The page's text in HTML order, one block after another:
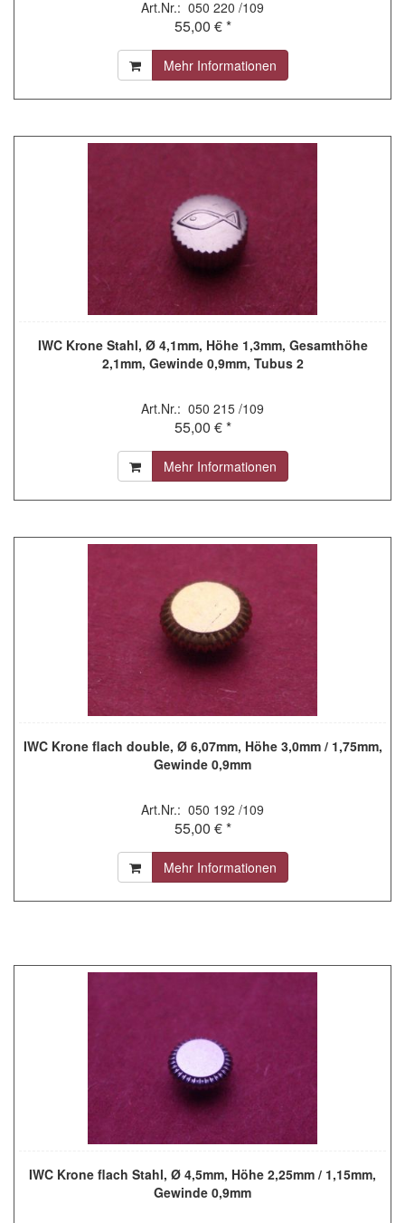
Art.Nr.: 050 220 /109
55,00 € *
Mehr Informationen
IWC Krone Stahl, Ø 4,1mm, Höhe 1,3mm, Gesamthöhe
2,1mm, Gewinde 0,9mm, Tubus 2
Art.Nr.: 050 215 /109
55,00 € *
Mehr Informationen
IWC Krone flach double, Ø 6,07mm, Höhe 3,0mm / 1,75mm,
Gewinde 0,9mm
Art.Nr.: 050 192 /109
55,00 € *
Mehr Informationen
IWC Krone flach Stahl, Ø 4,5mm, Höhe 2,25mm / 1,15mm,
Gewinde 0,9mm